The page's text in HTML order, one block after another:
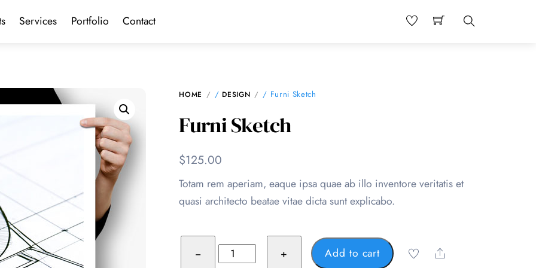
Services Portfolio Contact
HOME / DESIGN / Furni Sketch
Furni Sketch
$125.00
Totam rem aperiam, eaque ipsa quae ab illo inventore veritatis et
quasi architecto beatae vitae dicta sunt explicabo.
−
Furni
Sketch
+ Add to cart Share